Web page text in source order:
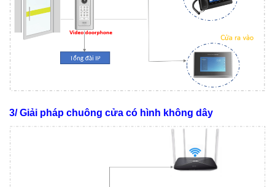
3/ Giải pháp chuông cửa có hình không dây